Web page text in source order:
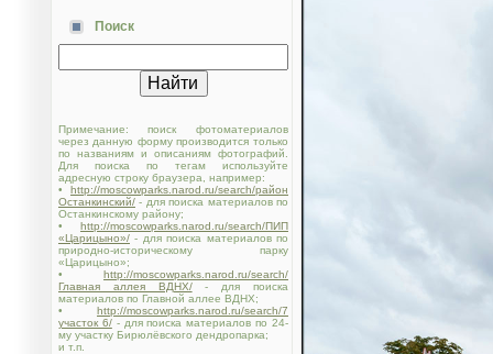
Поиск
Примечание: поиск фотоматериалов
через данную форму производится только
по названиям и описаниям фотографий.
Для поиска по тегам используйте
адресную строку браузера, например:
• http://moscowparks.narod.ru/search/район
Останкинский/ - для поиска материалов по
Останкинскому району;
• http://moscowparks.narod.ru/search/ПИП
«Царицыно»/ - для поиска материалов по
природно-историческому парку
«Царицыно»;
• http://moscowparks.narod.ru/search/
Главная аллея ВДНХ/- для поиска
материалов по Главной аллее ВДНХ;
• http://moscowparks.narod.ru/search/7
участок 6/- для поиска материалов по 24-
му участку Бирюлёвского дендропарка;
и т.п.